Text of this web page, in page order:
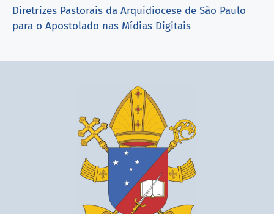
Diretrizes Pastorais da Arquidiocese de São Paulo
para o Apostolado nas Mídias Digitais